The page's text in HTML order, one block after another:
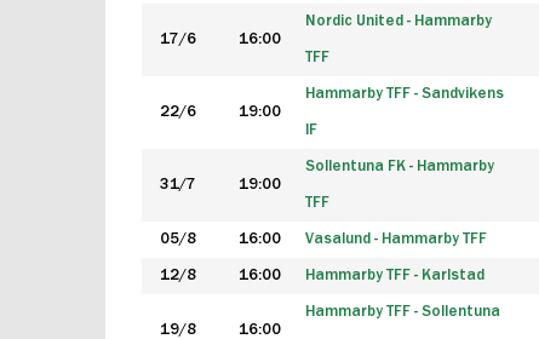
17/6 16:00
Nordic United - Hammarby
TFF
22/6 19:00
Hammarby TFF - Sandvikens
IF
31/7 19:00
Sollentuna FK - Hammarby
TFF
05/8 16:00 Vasalund - Hammarby TFF
12/8 16:00 Hammarby TFF - Karlstad
19/8 16:00
Hammarby TFF - Sollentuna